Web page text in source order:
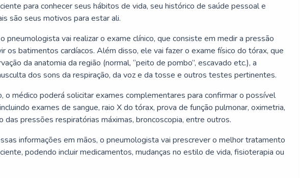
para conhecer seus hábitos de vida, seu histórico de saúde pessoal e
são seus motivos para estar ali.
pneumologista vai realizar o exame clínico, que consiste em medir a pressão
os batimentos cardíacos. Além disso, ele vai fazer o exame físico do tórax, que
da anatomia da região (normal, “peito de pombo”, escavado etc.), a
dos sons da respiração, da voz e da tosse e outros testes pertinentes.
o médico poderá solicitar exames complementares para confirmar o possível
exames de sangue, raio X do tórax, prova de função pulmonar, oximetria,
das pressões respiratórias máximas, broncoscopia, entre outros.
informações em mãos, o pneumologista vai prescrever o melhor tratamento
podendo incluir medicamentos, mudanças no estilo de vida, fisioterapia ou